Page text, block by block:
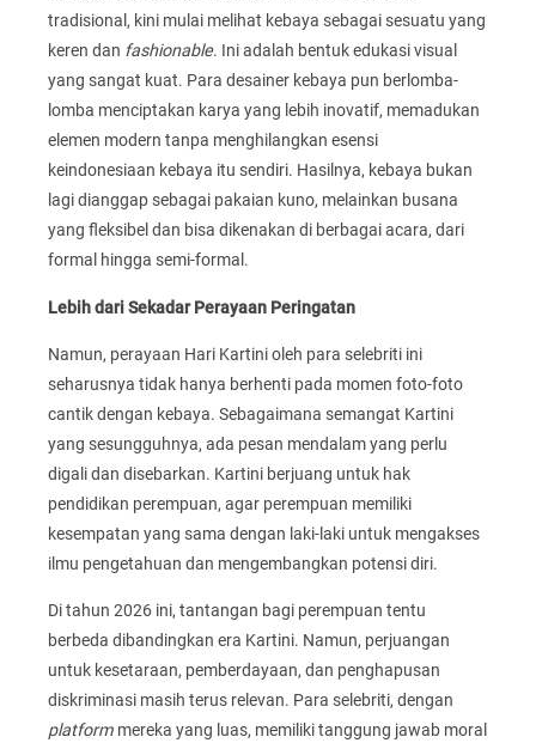
tradisional, kini mulai melihat kebaya sebagai sesuatu yang
keren dan fashionable. Ini adalah bentuk edukasi visual
yang sangat kuat. Para desainer kebaya pun berlomba-
lomba menciptakan karya yang lebih inovatif, memadukan
elemen modern tanpa menghilangkan esensi
keindonesiaan kebaya itu sendiri. Hasilnya, kebaya bukan
lagi dianggap sebagai pakaian kuno, melainkan busana
yang fleksibel dan bisa dikenakan di berbagai acara, dari
formal hingga semi-formal.
Lebih dari Sekadar Perayaan Peringatan
Namun, perayaan Hari Kartini oleh para selebriti ini
seharusnya tidak hanya berhenti pada momen foto-foto
cantik dengan kebaya. Sebagaimana semangat Kartini
yang sesungguhnya, ada pesan mendalam yang perlu
digali dan disebarkan. Kartini berjuang untuk hak
pendidikan perempuan, agar perempuan memiliki
kesempatan yang sama dengan laki-laki untuk mengakses
ilmu pengetahuan dan mengembangkan potensi diri.
Di tahun 2026 ini, tantangan bagi perempuan tentu
berbeda dibandingkan era Kartini. Namun, perjuangan
untuk kesetaraan, pemberdayaan, dan penghapusan
diskriminasi masih terus relevan. Para selebriti, dengan
platform mereka yang luas, memiliki tanggung jawab moral